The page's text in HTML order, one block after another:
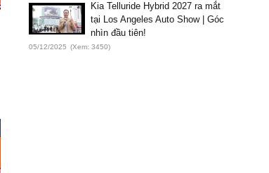
Kia Telluride Hybrid 2027 ra mắt
tại Los Angeles Auto Show | Góc
nhìn đầu tiên!
05/12/2025 (Xem: 3450)